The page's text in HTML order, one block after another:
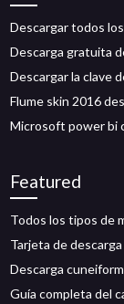
Descargar todos
Descarga gratuita
Descargar la clave
Flume skin 2016
Microsoft power bi
Featured
Todos los tipos de
Tarjeta de
Descarga
Guía completa del